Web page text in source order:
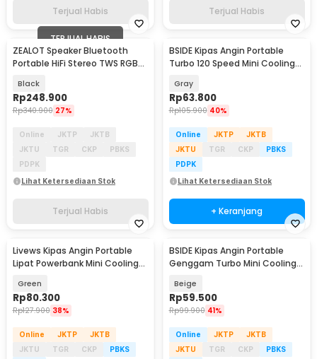
Terjual Habis Terjual Habis
TERJUAL HABIS
ZEALOT Speaker Bluetooth
Portable HiFi Stereo TWS RGB
Black
Rp248.900
Rp340.900 27%
Online JKTP
JKTB
JKTU
TGR CKP
PBKS
PDPK
Lihat Ketersediaan Stok
Terjual Habis
BSIDE Kipas Angin Portable
Turbo 120 Speed Mini Cooling
Gray
Rp63.800
Rp105.900 40%
Online JKTP
JKTB
JKTU
TGR CKP
PBKS
PDPK
Lihat Ketersediaan Stok
+ Keranjang
Livews Kipas Angin Portable
Lipat Powerbank Mini Cooling
Green
Rp80.300
Rp127.900 38%
Online JKTP
JKTB
JKTU
TGR CKP
PBKS
BSIDE Kipas Angin Portable
Genggam Turbo Mini Cooling
Beige
Rp59.500
Rp99.900 41%
Online JKTP
JKTB
JKTU
TGR CKP
PBKS